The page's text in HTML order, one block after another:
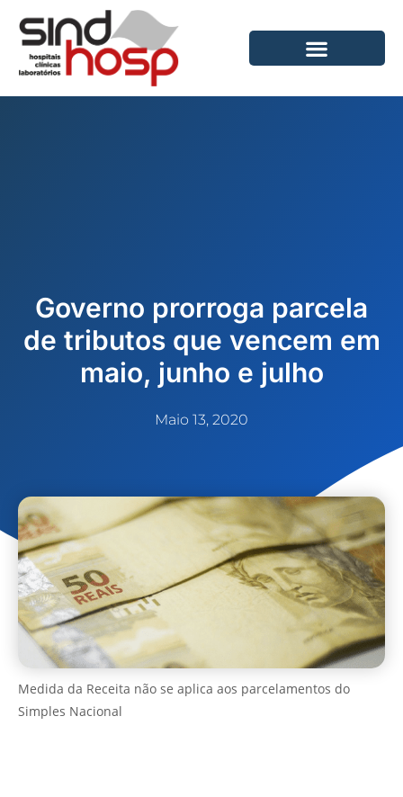
para
conteúdo
Governo prorroga parcela
de tributos que vencem em
maio, junho e julho
Maio 13, 2020
Medida da Receita não se aplica aos parcelamentos do
Simples Nacional